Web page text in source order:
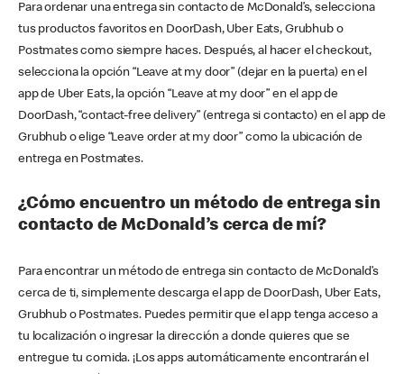
Para ordenar una entrega sin contacto de McDonald’s, selecciona
tus productos favoritos en DoorDash, Uber Eats, Grubhub o
Postmates como siempre haces. Después, al hacer el checkout,
selecciona la opción “Leave at my door” (dejar en la puerta) en el
app de Uber Eats, la opción “Leave at my door” en el app de
DoorDash, “contact-free delivery” (entrega si contacto) en el app de
Grubhub o elige “Leave order at my door” como la ubicación de
entrega en Postmates.
¿Cómo encuentro un método de entrega sin
contacto de McDonald’s cerca de mí?
Para encontrar un método de entrega sin contacto de McDonald’s
cerca de ti, simplemente descarga el app de DoorDash, Uber Eats,
Grubhub o Postmates. Puedes permitir que el app tenga acceso a
tu localización o ingresar la dirección a donde quieres que se
entregue tu comida. ¡Los apps automáticamente encontrarán el